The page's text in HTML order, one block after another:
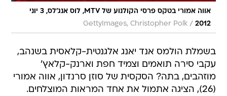
אווה אמורי בטקס פרסי הקולנוע של MTV, לוס אנג'לס, 3 יוני
2012
/
GettyImages, Christopher Polk
בשמלת הולמס אנד יאנג אלגנטית-קלאסית בשנהב,
עקבי סירה תואמים וצמיד חפת וארנק-קלאץ'
מוזהבים, בתה? הסקסית של סוזן סרנדון, אווה אמורי
(26), הציגה אתמול את אחד המראות המוצלחים.